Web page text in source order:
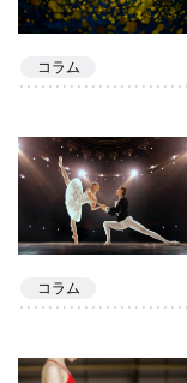
コラム
コラム